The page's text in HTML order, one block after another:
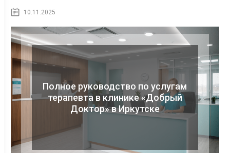
10.11.2025
Полное руководство по услугам
терапевта в клинике «Добрый
Доктор» в Иркутске